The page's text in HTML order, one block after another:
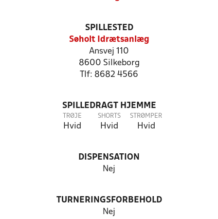
SPILLESTED
Søholt Idrætsanlæg
Ansvej 110
8600 Silkeborg
Tlf: 8682 4566
SPILLEDRAGT HJEMME
TRØJE
Hvid
SHORTS
Hvid
STRØMPER
Hvid
DISPENSATION
Nej
TURNERINGSFORBEHOLD
Nej